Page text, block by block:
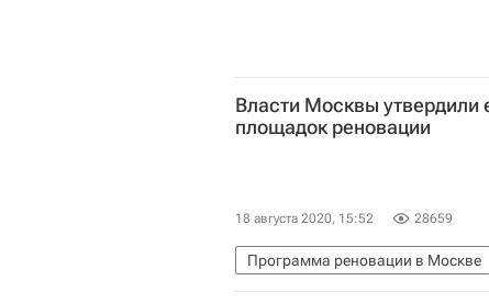
Власти Москвы утвердили
площадок реновации
18 августа 2020, 15:52 28659
Программа реновации в Москве